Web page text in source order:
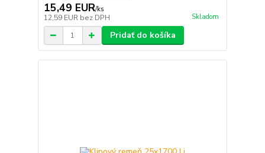
15,49 EUR/ks
12,59 EUR bez DPH Skladom
Pridať do košíka